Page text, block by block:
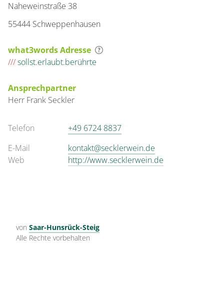
Naheweinstraße 38
55444 Schweppenhausen
what3words Adresse
///sollst.erlaubt.berührte
Ansprechpartner
Herr Frank Seckler
Telefon
+49 6724 8837
E-Mail
kontakt@secklerwein.de
Web
http://www.secklerwein.de
von Saar-Hunsrück-Steig
Alle Rechte vorbehalten